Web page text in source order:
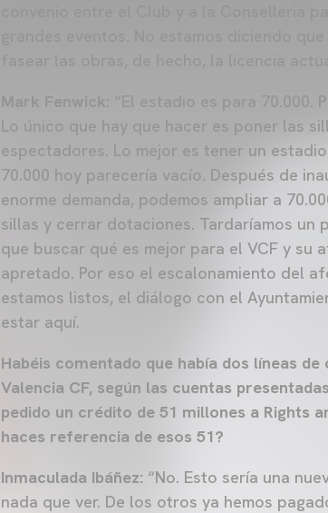
convenio entre el Club y a la Conselleria
grandes eventos. No estamos diciendo
fasear las obras, de hecho, la licencia
Mark Fenwick:
“El estadio es para
Lo único que hay que hacer es poner las
espectadores. Lo mejor es tener un
70.000 hoy parecería vacío. Después de
enorme demanda, podemos ampliar a
sillas y cerrar dotaciones. Tardaríamos un
que buscar qué es mejor para el VCF y
apretado. Por eso el escalonamiento del
estamos listos, el diálogo con el
estar aquí.
Habéis comentado que había dos líneas
Valencia CF, según las cuentas
pedido un crédito de 51 millones a Rights
haces referencia de esos 51?
Inmaculada Ibáñez: “No. Esto sería una
nada que ver. De los otros ya hemos